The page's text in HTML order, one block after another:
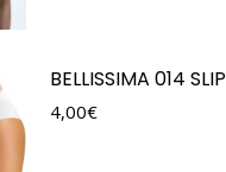
BELLISSIMA 014 SLIP
4,00€